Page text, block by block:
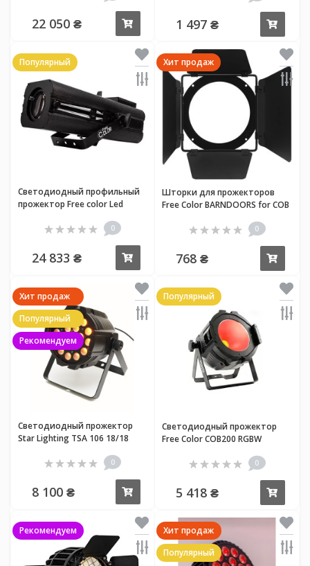
22 050 ₴ 1 497 ₴
Популярный
Светодиодный профильный
прожектор Free color Led
0
24 833 ₴
Хит продаж
Шторки для прожекторов
Free Color BARNDOORS for COB
0
768 ₴
Хит продаж
Популярный
Рекомендуем
Светодиодный прожектор
Star Lighting TSA 106 18/18
0
8 100 ₴
Популярный
Светодиодный прожектор
Free Color COB200 RGBW
0
5 418 ₴
Рекомендуем
Хит продаж
Популярный